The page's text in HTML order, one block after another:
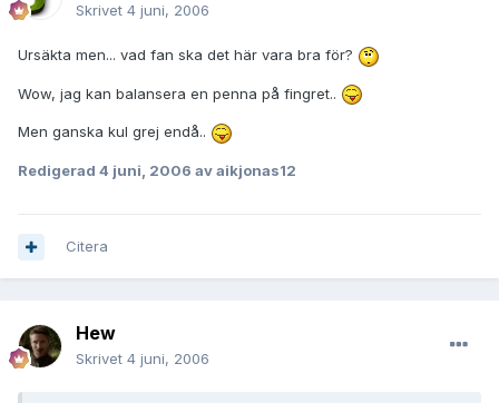
Skrivet 4 juni, 2006
Ursäkta men... vad fan ska det här vara bra för?
Wow, jag kan balansera en penna på fingret..
Men ganska kul grej endå..
Redigerad 4 juni, 2006 av aikjonas12
Citera
Hew
Skrivet 4 juni, 2006